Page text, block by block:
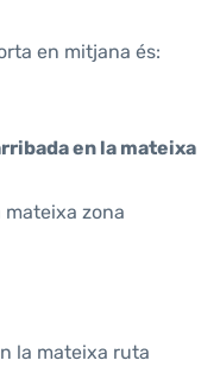
en mitjana és:
en la mateixa
zona
la mateixa ruta